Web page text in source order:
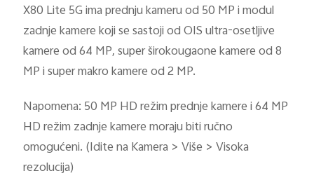
X80 Lite 5G ima prednju kameru od 50 MP i modul
zadnje kamere koji se sastoji od OIS ultra-osetljive
kamere od 64 MP, super širokougaone kamere od 8
MP i super makro kamere od 2 MP.
Napomena: 50 MP HD režim prednje kamere i 64 MP
HD režim zadnje kamere moraju biti ručno
omogućeni. (Idite na Kamera > Više > Visoka
rezolucija)